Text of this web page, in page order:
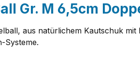
Gr. M 6,5cm
aus natürlichem Kautschuk
Systeme.